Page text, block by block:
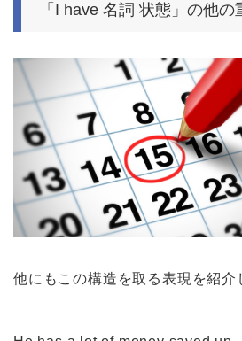
「I have 名詞 状態」の他の
他にもこの構造を取る表現を紹介